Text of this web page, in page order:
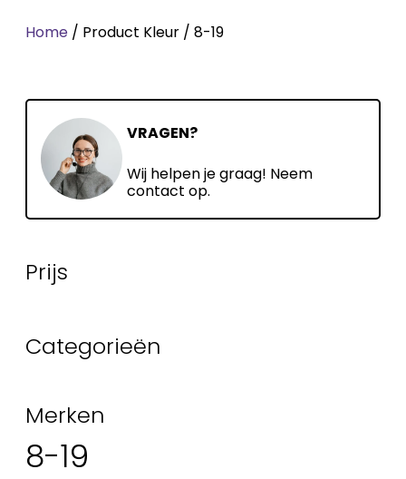
Home / Product Kleur / 8-19
VRAGEN?
Wij helpen je graag! Neem
contact op.
Prijs
Categorieën
Merken
8-19